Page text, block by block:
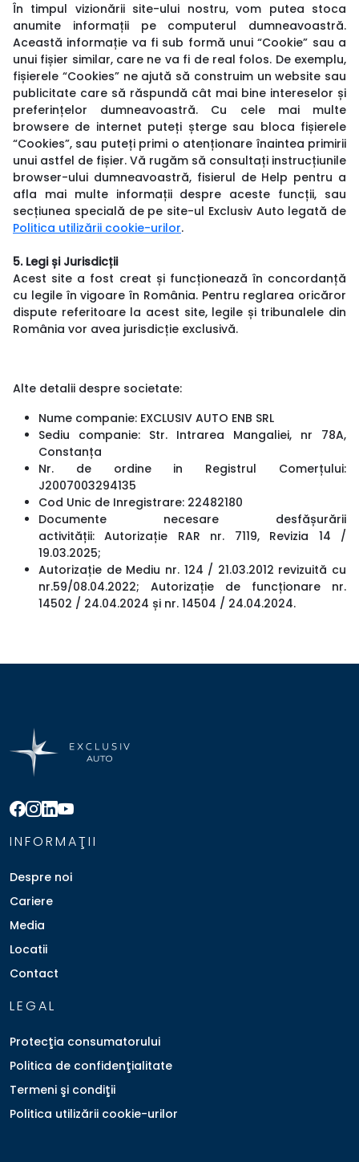
În timpul vizionării site-ului nostru, vom putea stoca
anumite informații pe computerul dumneavoastră.
Această informație va fi sub formă unui “Cookie” sau a
unui fișier similar, care ne va fi de real folos. De exemplu,
fișierele “Cookies” ne ajută să construim un website sau
publicitate care să răspundă cât mai bine intereselor și
preferințelor dumneavoastră. Cu cele mai multe
browsere de internet puteți șterge sau bloca fișierele
“Cookies”, sau puteți primi o atenționare înaintea primirii
unui astfel de fișier. Vă rugăm să consultați instrucțiunile
browser-ului dumneavoastră, fisierul de Help pentru a
afla mai multe informații despre aceste funcții, sau
secțiunea specială de pe site-ul Exclusiv Auto legată de
Politica utilizării cookie-urilor.
5. Legi și Jurisdicții
Acest site a fost creat și funcționează în concordanță
cu legile în vigoare în România. Pentru reglarea oricăror
dispute referitoare la acest site, legile și tribunalele din
România vor avea jurisdicție exclusivă.
Alte detalii despre societate:
Nume companie: EXCLUSIV AUTO ENB SRL
Sediu companie: Str. Intrarea Mangaliei, nr 78A,
Constanța
Nr. de ordine in Registrul Comerțului:
J2007003294135
Cod Unic de Inregistrare: 22482180
Documente necesare desfășurării
activității: Autorizație RAR nr. 7119, Revizia 14 /
19.03.2025;
Autorizație de Mediu nr. 124 / 21.03.2012 revizuită cu
nr.59/08.04.2022; Autorizație de funcționare nr.
14502 / 24.04.2024 și nr. 14504 / 24.04.2024.
INFORMAŢII
Despre noi
Cariere
Media
Locatii
Contact
LEGAL
Protecţia consumatorului
Politica de confidenţialitate
Termeni şi condiţii
Politica utilizării cookie-urilor